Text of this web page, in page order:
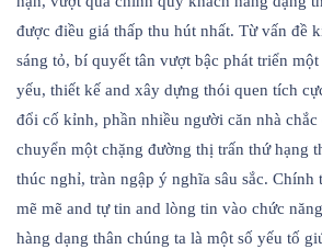
được điều giá thấp thu hút nhất. Từ vấn đề
sáng tỏ, bí quyết tân vượt bậc phát triển
yếu, thiết kế and xây dựng thói quen tích
đổi cố kỉnh, phần nhiều người căn nhà chắc
chuyển một chặng đường thị trấn thứ hạng
thúc nghỉ, tràn ngập ý nghĩa sâu sắc. Chính
mẽ mẽ and tự tin and lòng tin vào chức
hàng dạng thân chúng ta là một số yếu tố